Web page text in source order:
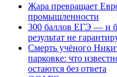
Жара превращает
промышленности
300 баллов ЕГЭ — и
результат не
Смерть учёного
парковке: что
остаются без ответа